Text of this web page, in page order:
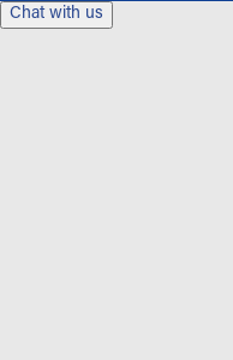
Chat with us